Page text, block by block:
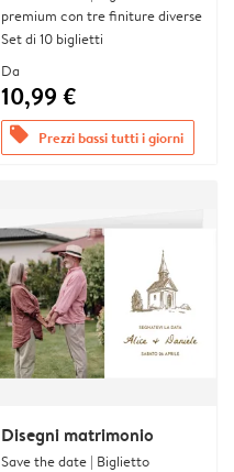
premium con tre finiture diverse
Set di 10 biglietti
Da
10,99 €
offers Prezzi bassi tutti i giorni
Disegni matrimonio
Save the date | Biglietto